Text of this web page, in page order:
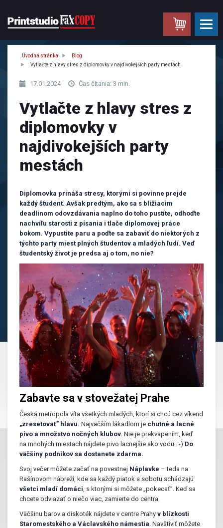
.
Úvodná stránka
Blog
Vytlačte z hlavy stres z diplomovky v najdivokejších party mestách
17.01.2024 Čas čítania: 3 min.
Vytlačte z hlavy stres z
diplomovky v
najdivokejších party
mestách
Diplomovka prináša stresy, ktorými si povinne prejde
každý študent. Avšak predtým, ako sa s blížiacim
deadlinom odovzdávania naplno do toho pustíte, odhoďte
nachvíľu starosti z písania i tlače diplomovej práce
bokom. Vypustite paru a poďte sa zabaviť do niektorých z
týchto party miest plných študentov a mladých ľudí. Veď
študentský život je predsa aj o tom, no nie?
Zabavte sa v stovežatej Prahe
Česká metropola víta všetkých mladých, ktorí si chcú cez víkend
„zresetovať” hlavu. Najväčším lákadlom je chutné a lacné
pivo a množstvo nočných klubov . Nie je prekvapením, keď
na mnohých miestach nájdete pivo lacnejšie ako vodu. :-) Do
väčšiny podnikov sa dostanete zdarma.
Svoj večer môžete začať na povestnej Náplavke – teda na
Rašínovom nábreží, kde sa každý piatok a sobotu schádzajú
všetci mladí domáci , s ktorými si môžete „pokecať”. Keď sa
chcete odviazať o niečo viac, zamierte do centra.
Väčšinu barov a diskoték nájdete v centre Prahy v blízkosti
Staromestského a Václavského námestia . Navštíviť môžete